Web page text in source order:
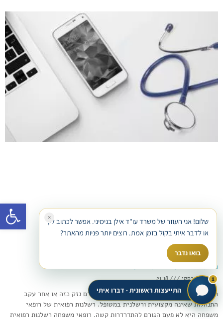
פתח
רשלנות רפואית של רופא משפחה
אברהם רגבסקי 21:18
רשלנות רפואית של רופא משפחה היא כאשר נגרם נזק כזה או אחר עקב
התנהלות שאינה מקצועית ורשלנית במטופל. רשלנות רפואית של רופאי
משפחה היא לא פעם הגורם להתדרדרות קשה. רופאי משפחה רשלנות רפואית
×
שלום! אני העוזר של משרד עו"ד אילן בנימיני. אפשר לכתוב לי,
או לדבר איתי בקול בזמן אמת. רוצים יותר פניות מהאתר?
בואו נדבר
1
התייעצות ראשונית · דברו איתי